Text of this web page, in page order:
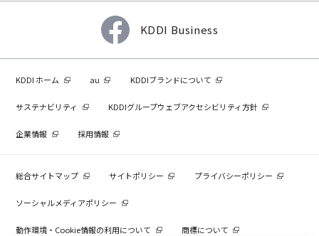
KDDI Business
KDDI ホーム au KDDIブランドについて
サステナビリティ KDDIグループウェブアクセシビリティ方針
企業情報 採用情報
総合サイトマップ サイトポリシー プライバシーポリシー
ソーシャルメディアポリシー
動作環境・Cookie情報の利用について 商標について